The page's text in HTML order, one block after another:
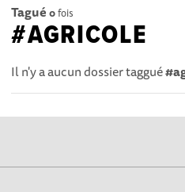
Tagué 0fois
#AGRICOLE
Il n'y a aucun dossier taggué